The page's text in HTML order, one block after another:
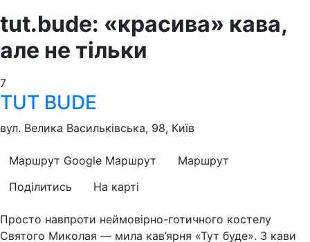
tut.bude: «красива» кава,
але не тільки
7
TUT BUDE
вул. Велика Васильківська, 98, Київ
Маршрут Google Маршрут
Маршрут
Поділитись
На карті
Просто навпроти неймовірно-готичного костелу
Святого Миколая — мила кав’ярня «Тут буде». З кави